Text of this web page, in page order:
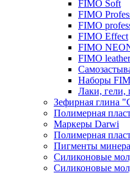
FIMO Soft
FIMO
FIMO
FIMO Effect
FIMO
FIMO
Наборы
Лаки, гели,
Зефирная глина
Полимерная
Маркеры Darwi
Полимерная
Пигменты
Силиконовые
Силиконовые